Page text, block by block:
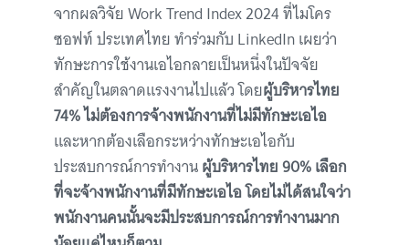
จากผลวิจัย Work Trend Index 2024 ที่ไมโคร
ซอฟท์ ประเทศไทย ทำร่วมกับ LinkedIn เผยว่า
ทักษะการใช้งานเอไอกลายเป็นหนึ่งในปัจจัย
สำคัญในตลาดแรงงานไปแล้ว โดยผู้บริหารไทย
74% ไม่ต้องการจ้างพนักงานที่ไม่มีทักษะเอไอ
และหากต้องเลือกระหว่างทักษะเอไอกับ
ประสบการณ์การทำงานผู้บริหารไทย 90% เลือก
ที่จะจ้างพนักงานที่มีทักษะเอไอ โดยไม่ได้สนใจว่า
พนักงานคนนั้นจะมีประสบการณ์การทำงานมาก